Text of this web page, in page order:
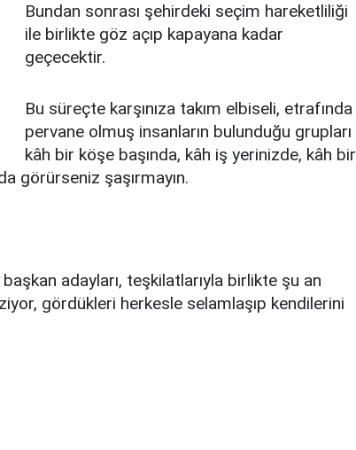
Bundan sonrası şehirdeki seçim hareketliliği
ile birlikte göz açıp kapayana kadar
geçecektir.
Bu süreçte karşınıza takım elbiseli, etrafında
pervane olmuş insanların bulunduğu grupları
kâh bir köşe başında, kâh iş yerinizde, kâh bir
görürseniz şaşırmayın.
adayları, teşkilatlarıyla birlikte şu an
gördükleri herkesle selamlaşıp kendilerini